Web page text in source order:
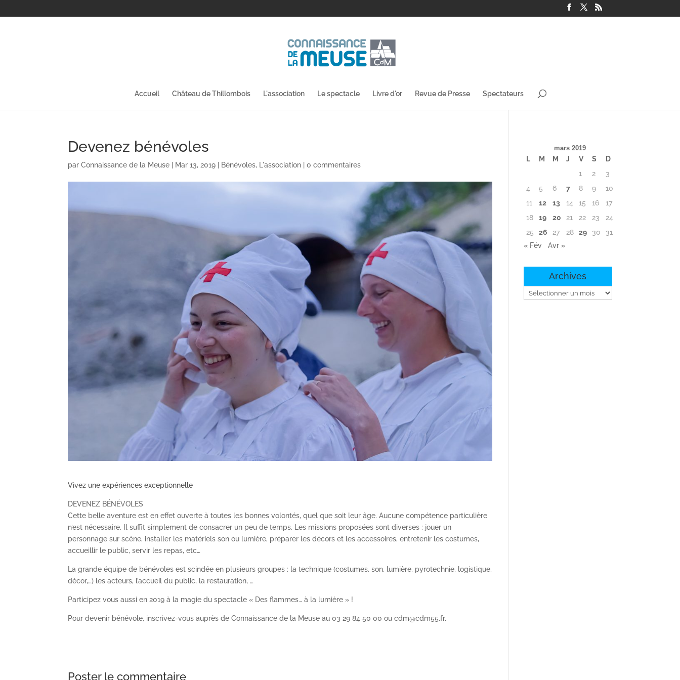
Accueil Château de Thillombois L'association Le spectacle Livre d'or Revue de Presse Spectateurs
Devenez bénévoles
parConnaissance de la Meuse | Mar 13, 2019 | Bénévoles, L'association |0 commentaires
Vivez une expériences exceptionnelle
DEVENEZ BÉNÉVOLES
Cette belle aventure est en effet ouverte à toutes les bonnes volontés, quel que soit leur âge. Aucune compétence particulière
n’est nécessaire. Il suffit simplement de consacrer un peu de temps. Les missions proposées sont diverses : jouer un
personnage sur scène, installer les matériels son ou lumière, préparer les décors et les accessoires, entretenir les costumes,
accueillir le public, servir les repas, etc…
La grande équipe de bénévoles est scindée en plusieurs groupes : la technique (costumes, son, lumière, pyrotechnie, logistique,
décor,…) les acteurs, l’accueil du public, la restauration, …
Participez vous aussi en 2019 à la magie du spectacle « Des flammes… à la lumière » !
Pour devenir bénévole, inscrivez-vous auprès de Connaissance de la Meuse au 03 29 84 50 00 ou cdm@cdm55.fr.
Poster le commentaire
mars 2019
L M M J V S
D
1
2
3
4
5 6 7 8 9
10
11
12 13 14 15 16
17
18
19 20 21 22 23
24
25
26 27 28 29 30
31
« Fév
Avr »
Archives
Archives